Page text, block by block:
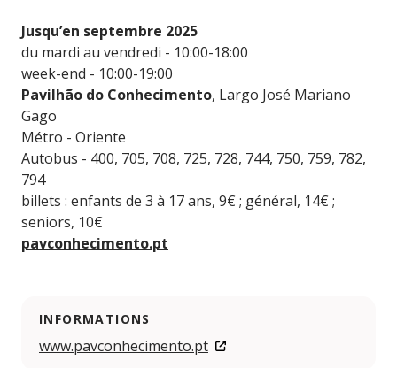
Jusqu’en septembre 2025
du mardi au vendredi - 10:00-18:00
week-end - 10:00-19:00
Pavilhão do Conhecimento, Largo José Mariano
Gago
Métro - Oriente
Autobus - 400, 705, 708, 725, 728, 744, 750, 759, 782,
794
billets : enfants de 3 à 17 ans, 9€ ; général, 14€ ;
seniors, 10€
pavconhecimento.pt
INFORMATIONS
www.pavconhecimento.pt